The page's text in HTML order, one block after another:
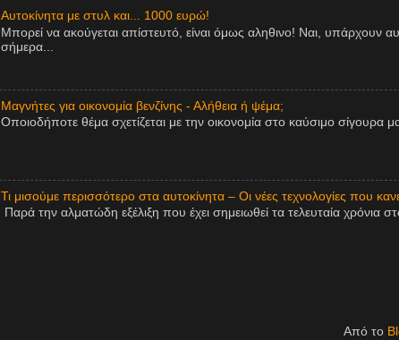
Αυτοκίνητα με στυλ και... 1000 ευρώ!
Μπορεί να ακούγεται απίστευτό, είναι όμως αληθινο! Ναι, υπάρχουν
σήμερα...
Μαγνήτες για οικονομία βενζίνης - Αλήθεια ή ψέμα;
Οποιοδήποτε θέμα σχετίζεται με την οικονομία στο καύσιμο
Τι μισούμε περισσότερο στα αυτοκίνητα – Οι νέες τεχνολογίες που
Παρά την αλματώδη εξέλιξη που έχει σημειωθεί τα τελευταία χρόνια
Από το